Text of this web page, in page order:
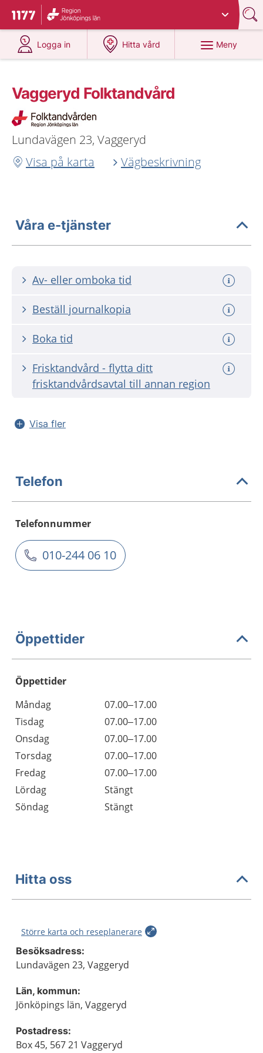
Till startsidan för 1177
Du har valt region
Logga in
på 1177.se
Hitta vård
på 1177.se
Meny
Vaggeryd Folktandvård
Lundavägen 23, Vaggeryd
Visa på karta
Vägbeskrivning
Våra e-tjänster
Av- eller omboka tid
Beställ journalkopia
Boka tid
Frisktandvård - flytta ditt
frisktandvårdsavtal till annan region
Visa fler
Telefon
Telefonnummer
010-244 06 10
Öppettider
Öppettider
Dag
Öppettider
Kommentarer
Måndag
07.00–17.00
Tisdag
07.00–17.00
Onsdag
07.00–17.00
Torsdag
07.00–17.00
Fredag
07.00–17.00
Lördag
Stängt
Söndag
Stängt
Hitta oss
Större karta och reseplanerare
Besöksadress:
Lundavägen 23, Vaggeryd
Län, kommun:
Jönköpings län, Vaggeryd
Postadress:
Box 45, 567 21 Vaggeryd